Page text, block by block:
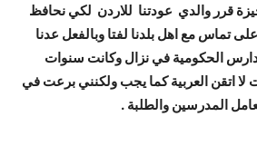
قرر والدي عودتنا للاردن لكي نحافظ
تماس مع اهل بلدنا لفتا وبالفعل عدنا
الحكومية في نزال وكانت سنوات
اتقن العربية كما يجب ولكنني برعت في
المدرسين والطلبة .